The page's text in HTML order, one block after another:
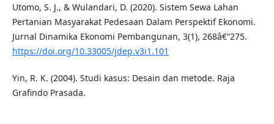
Utomo, S. J., & Wulandari, D. (2020). Sistem Sewa Lahan
Pertanian Masyarakat Pedesaan Dalam Perspektif Ekonomi.
Jurnal Dinamika Ekonomi Pembangunan, 3(1), 268â€“275.
https://doi.org/10.33005/jdep.v3i1.101
Yin, R. K. (2004). Studi kasus: Desain dan metode. Raja
Grafindo Prasada.